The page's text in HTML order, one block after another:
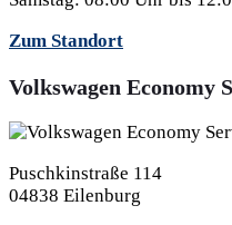
Zum Standort
Volkswagen Economy
Puschkinstraße 114
04838 Eilenburg